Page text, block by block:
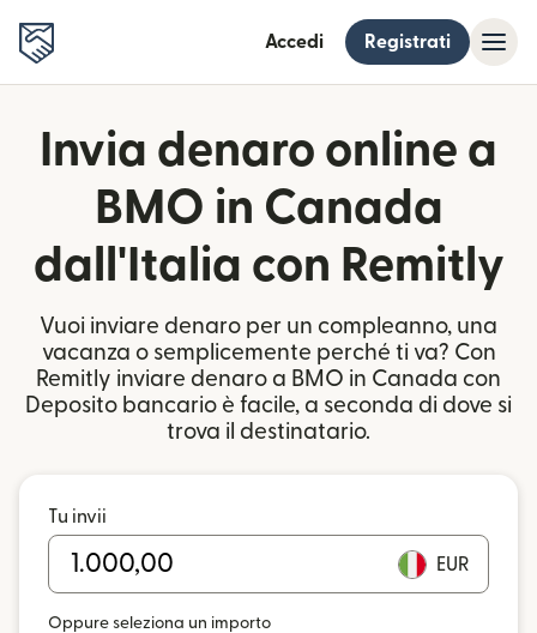
Accedi Registrati
Invia denaro online a
BMO in Canada
dall'Italia con Remitly
Vuoi inviare denaro per un compleanno, una
vacanza o semplicemente perché ti va? Con
Remitly inviare denaro a BMO in Canada con
Deposito bancario è facile, a seconda di dove si
trova il destinatario.
Tu invii
EUR
Oppure seleziona un importo